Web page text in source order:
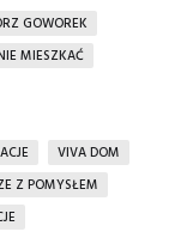
GOWOREK
MIESZKAĆ
VIVA DOM
Z POMYSŁEM